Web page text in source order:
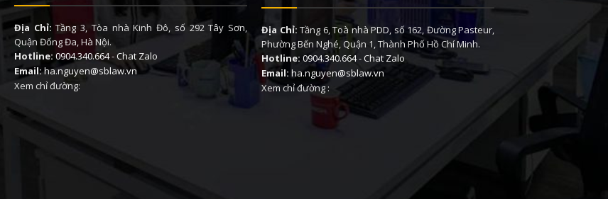
Địa Chỉ: Tầng 3, Tòa nhà Kinh Đô, số 292 Tây Sơn,
Quận Đống Đa, Hà Nội.
Hotline: 0904.340.664-Chat Zalo
Email:ha.nguyen@sblaw.vn
Xem chỉ đường:
Địa Chỉ: Tầng 6, Toà nhà PDD, số 162, Đường Pasteur,
Phường Bến Nghé, Quận 1, Thành Phố Hồ Chí Minh.
Hotline: 0904.340.664-Chat Zalo
Email: ha.nguyen@sblaw.vn
Xem chỉ đường :